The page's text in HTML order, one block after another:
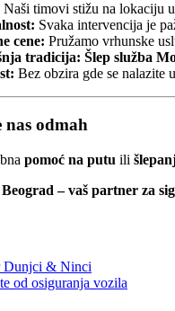
Naši timovi stižu na lokaciju
Svaka intervencija je
cene: Pružamo vrhunske
tradicija: Šlep služba
Bez obzira gde se nalazite
odmah
pomoć na putu ili
– vaš partner za
Dunjci & Ninci
od osiguranja vozila